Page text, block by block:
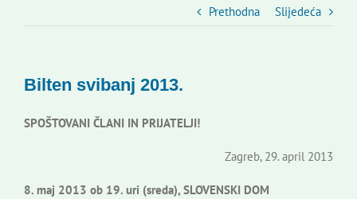
Kontakti
Prethodna Slijedeća
Bilten svibanj 2013.
SPOŠTOVANI ČLANI IN PRIJATELJI!
Zagreb, 29. april 2013
8. maj 2013 ob 19. uri (sreda), SLOVENSKI DOM